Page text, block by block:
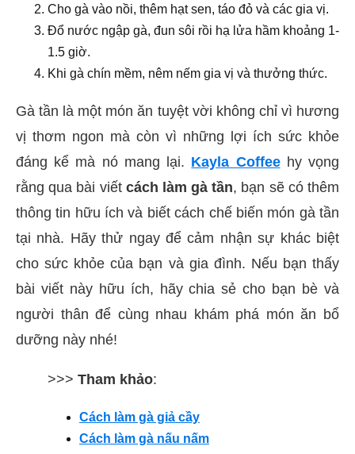
Cho gà vào nồi, thêm hạt sen, táo đỏ và các gia vị.
Đổ nước ngập gà, đun sôi rồi hạ lửa hầm khoảng 1-
1.5 giờ.
Khi gà chín mềm, nêm nếm gia vị và thưởng thức.
Gà tần là một món ăn tuyệt vời không chỉ vì hương
vị thơm ngon mà còn vì những lợi ích sức khỏe
đáng kể mà nó mang lại. Kayla Coffeehy vọng
rằng qua bài viết cách làm gà tần, bạn sẽ có thêm
thông tin hữu ích và biết cách chế biến món gà tần
tại nhà. Hãy thử ngay để cảm nhận sự khác biệt
cho sức khỏe của bạn và gia đình. Nếu bạn thấy
bài viết này hữu ích, hãy chia sẻ cho bạn bè và
người thân để cùng nhau khám phá món ăn bổ
dưỡng này nhé!
>>> Tham khảo:
Cách làm gà giả cầy
Cách làm gà nấu nấm